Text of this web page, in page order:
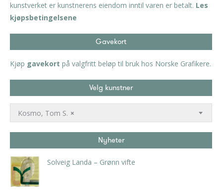
kunstverket er kunstnerens eiendom inntil varen er betalt. Les
kjøpsbetingelsene
Gavekort
Kjøp gavekort på valgfritt beløp til bruk hos Norske Grafikere.
Velg kunstner
×
Kosmo, Tom S.
Nyheter
Solveig Landa – Grønn vifte